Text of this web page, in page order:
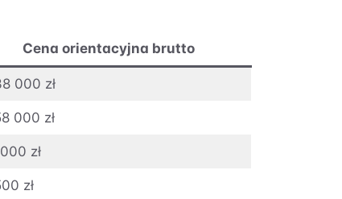
Cena orientacyjna brutto
000 zł
000 zł
zł
zł